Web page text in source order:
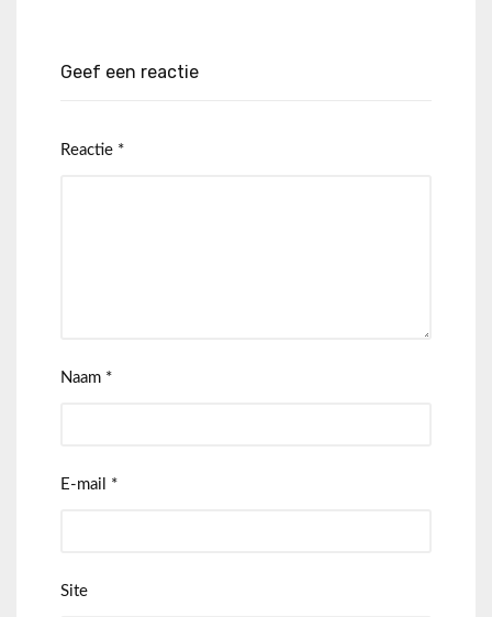
Geef een reactie
Reactie *
Naam *
E-mail *
Site